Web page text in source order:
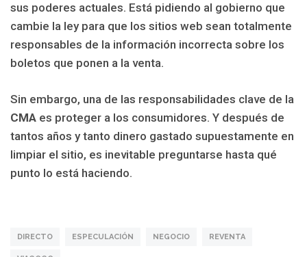
sus poderes actuales. Está pidiendo al gobierno que
cambie la ley para que los sitios web sean totalmente
responsables de la información incorrecta sobre los
boletos que ponen a la venta.
Sin embargo, una de las responsabilidades clave de la
CMA es proteger a los consumidores. Y después de
tantos años y tanto dinero gastado supuestamente en
limpiar el sitio, es inevitable preguntarse hasta qué
punto lo está haciendo.
DIRECTO ESPECULACIÓN NEGOCIO REVENTA